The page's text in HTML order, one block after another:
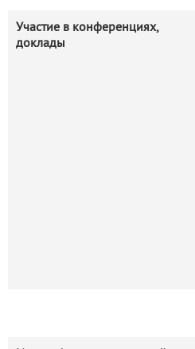
Участие в конференциях,
доклады